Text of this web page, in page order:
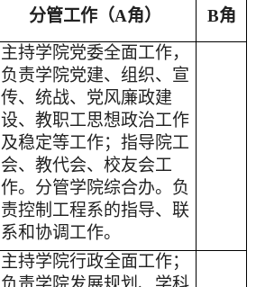
分管工作（A角） B角
主持学院党委全面工作，
负责学院党建、组织、宣
传、统战、党风廉政建
设、教职工思想政治工作
及稳定等工作；指导院工
会、教代会、校友会工
作。分管学院综合办。负
责控制工程系的指导、联
系和协调工作。
主持学院行政全面工作；